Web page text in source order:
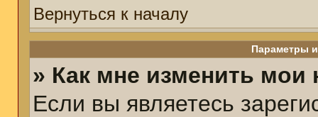
Вернуться к началу
Параметры
» Как мне изменить мои
Если вы являетесь